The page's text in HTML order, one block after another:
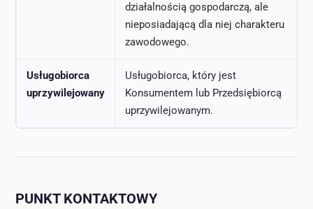
działalnością gospodarczą, ale
nieposiadającą dla niej charakteru
zawodowego.
Usługobiorca
uprzywilejowany
Usługobiorca, który jest
Konsumentem lub Przedsiębiorcą
uprzywilejowanym.
PUNKT KONTAKTOWY